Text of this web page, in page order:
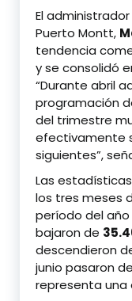
El
Puerto Montt,
tendencia
y se consolidó
“Durante abril
programación
del trimestre
efectivamente
siguientes”,
Las
los tres meses
período del año
bajaron de
descendieron
junio pasaron de
representa una